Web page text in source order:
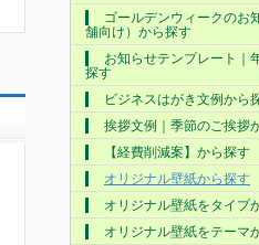
ゴールデンウィークのお
舗向け）から探す
お知らせテンプレート｜
探す
ビジネスはがき文例から
挨拶文例｜季節のご挨拶
【経費削減案】から探す
オリジナル壁紙から探す
オリジナル壁紙をタイプ
オリジナル壁紙をテーマ